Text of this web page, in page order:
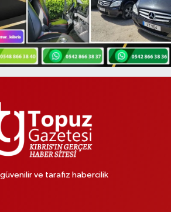
ve tarafız habercilik